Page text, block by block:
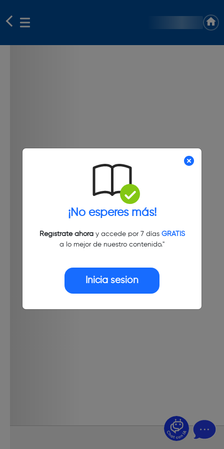
¡No esperes más!
Regístrate ahoray accede por 7 días GRATIS
a lo mejor de nuestro contenido."
Inicia sesión